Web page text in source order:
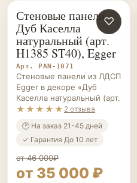
СТЕНОВЫЕ
ПАНЕЛИ НА ЗАКАЗ
♡
Стеновые панели
Дуб Каселла
натуральный (арт.
H1385 ST40), Egger
Арт. PAN-1071
Стеновые панели из ЛДСП
Egger в декоре «Дуб
Каселла натуральный (арт.
★★★★★ 2 отзыва
🕐 На заказ 21-45 дней
✓ Гарантия До 10 лет
от 46 000₽
от 35 000 ₽